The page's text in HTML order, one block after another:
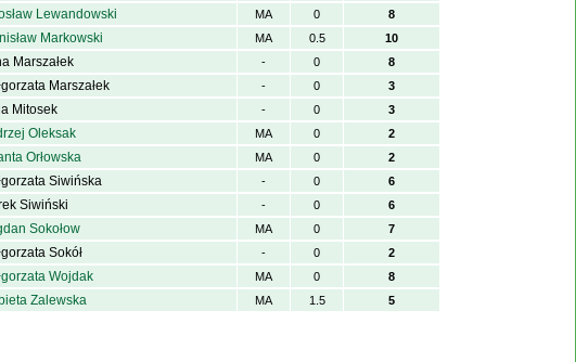
Lewandowski MA 0
8
Markowski MA 0.5
10
Marszałek - 0
8
Marszałek - 0
3
Mitosek - 0
3
Oleksak MA 0
2
Orłowska MA 0
2
Siwińska - 0
6
Siwiński - 0
6
Sokołow MA 0
7
Sokół - 0
2
Wojdak MA 0
8
Zalewska MA 1.5 5